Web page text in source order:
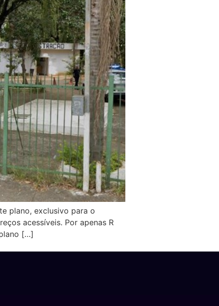
plano, exclusivo para o
acessíveis. Por apenas R
[…]